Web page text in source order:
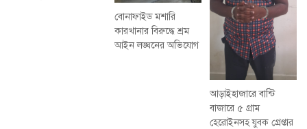
বোনাফাইড মশারি
কারখানার বিরুদ্ধে শ্রম
আইন লঙ্ঘনের অভিযোগ
আড়াইহাজারে বান্টি
বাজারে ৫ গ্রাম
হেরোইনসহ যুবক গ্রেপ্তার